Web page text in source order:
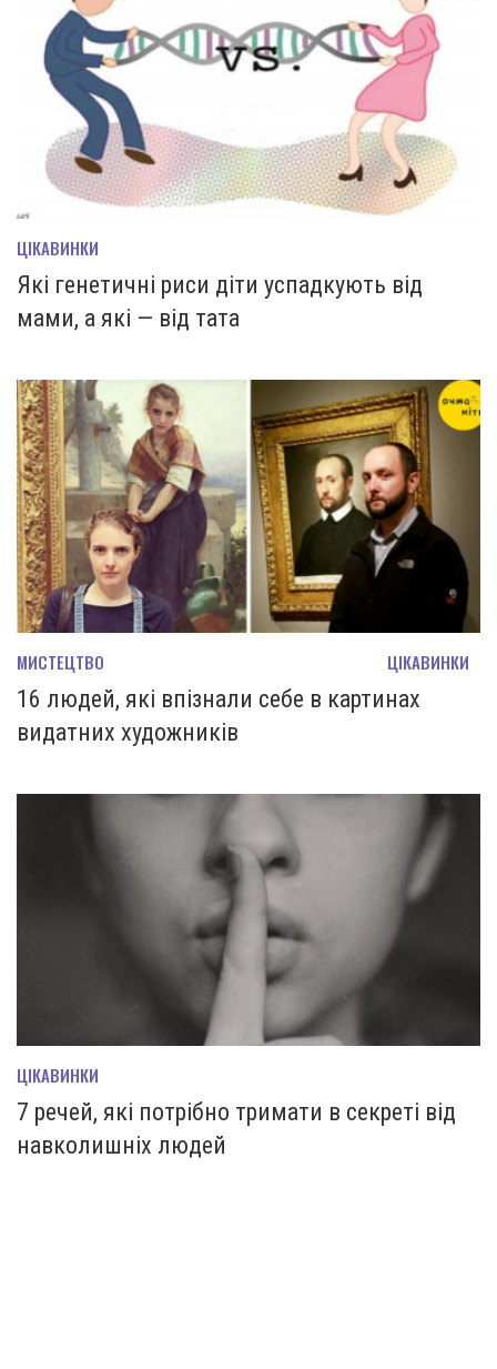
ЦІКАВИНКИ
Які генетичні риси діти успадкують від
мами, а які — від тата
МИСТЕЦТВО ЦІКАВИНКИ
16 людей, які впізнали себе в картинах
видатних художників
ЦІКАВИНКИ
7 речей, які потрібно тримати в секреті від
навколишніх людей